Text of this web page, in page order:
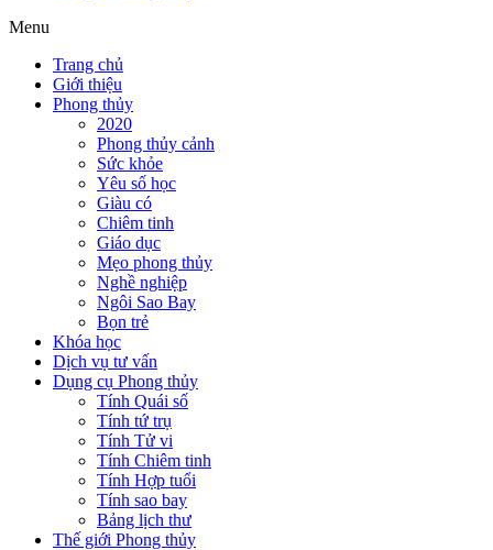
Menu
Trang chủ
Giới thiệu
Phong thủy
2020
Phong thủy cảnh
Sức khỏe
Yêu số học
Giàu có
Chiêm tinh
Giáo dục
Mẹo phong thủy
Nghề nghiệp
Ngôi Sao Bay
Bọn trẻ
Khóa học
Dịch vụ tư vấn
Dụng cụ Phong thủy
Tính Quái số
Tính tứ trụ
Tính Tử vi
Tính Chiêm tinh
Tính Hợp tuổi
Tính sao bay
Bảng lịch thư
Thế giới Phong thủy